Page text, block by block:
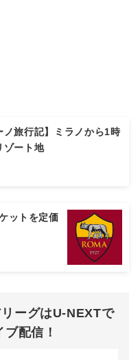
ノ旅行記】ミラノから1時
ゾート地
ットを定価
ーグはU-NEXTで
配信！